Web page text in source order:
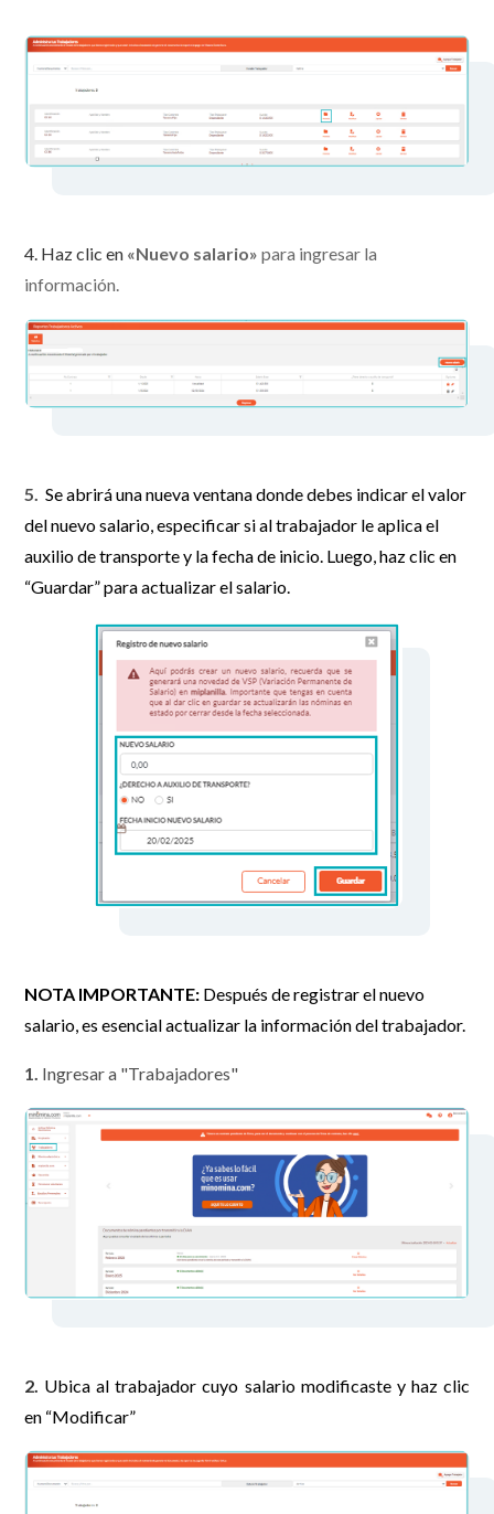
4. Haz clic en «Nuevo salario»para ingresar la
información.
5. Se abrirá una nueva ventana donde debes indicar el valor
del nuevo salario, especificar si al trabajador le aplica el
auxilio de transporte y la fecha de inicio. Luego, haz clic en
“Guardar” para actualizar el salario.
NOTA IMPORTANTE: Después de registrar el nuevo
salario, es esencial actualizar la información del trabajador.
1. Ingresar a "Trabajadores"
2. Ubica al trabajador cuyo salario modificaste y haz clic
en “Modificar”